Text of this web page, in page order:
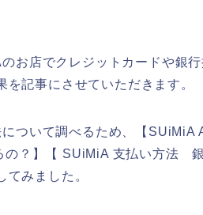
お店でクレジットカードや銀
記事にさせていただきます。
ついて調べるため、【SUiMiA
の？】【 SUiMiA 支払い方法
みました。